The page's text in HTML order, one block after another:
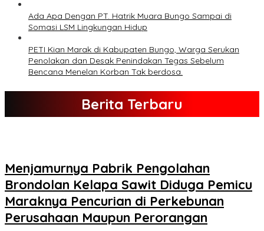
Ada Apa Dengan PT. Hatrik Muara Bungo Sampai di
Somasi LSM Lingkungan Hidup
PETI Kian Marak di Kabupaten Bungo, Warga Serukan
Penolakan dan Desak Penindakan Tegas Sebelum
Bencana Menelan Korban Tak berdosa.
Berita Terbaru
Menjamurnya Pabrik Pengolahan
Brondolan Kelapa Sawit Diduga Pemicu
Maraknya Pencurian di Perkebunan
Perusahaan Maupun Perorangan